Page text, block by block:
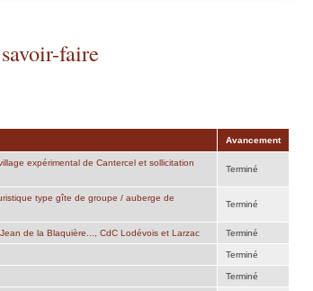
faire
Avancement
expérimental de Cantercel et sollicitation
Terminé
type gîte de groupe / auberge de
Terminé
de la Blaquière..., CdC Lodévois et Larzac Terminé
Terminé
Terminé